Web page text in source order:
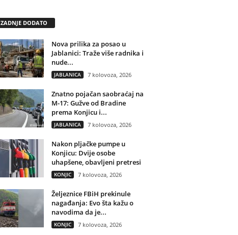
ZADNJE DODATO
Nova prilika za posao u
Jablanici: Traže više radnika i
nude...
JABLANICA 7 kolovoza, 2026
Znatno pojačan saobraćaj na
M-17: Gužve od Bradine
prema Konjicu i...
JABLANICA 7 kolovoza, 2026
Nakon pljačke pumpe u
Konjicu: Dvije osobe
uhapšene, obavljeni pretresi
KONJIC 7 kolovoza, 2026
Željeznice FBiH prekinule
nagađanja: Evo šta kažu o
navodima da je...
KONJIC 7 kolovoza, 2026